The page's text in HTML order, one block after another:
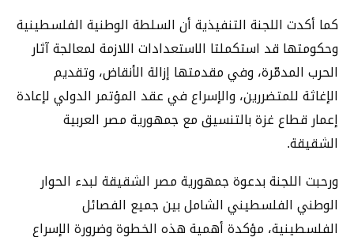
كما أكدت اللجنة التنفيذية أن السلطة الوطنية الفلسطينية
وحكومتها قد استكملتا الاستعدادات اللازمة لمعالجة آثار
الحرب المدمّرة، وفي مقدمتها إزالة الأنقاض، وتقديم
الإغاثة للمتضررين، والإسراع في عقد المؤتمر الدولي لإعادة
إعمار قطاع غزة بالتنسيق مع جمهورية مصر العربية
الشقيقة.
ورحبت اللجنة بدعوة جمهورية مصر الشقيقة لبدء الحوار
الوطني الفلسطيني الشامل بين جميع الفصائل
الفلسطينية، مؤكدة أهمية هذه الخطوة وضرورة الإسراع